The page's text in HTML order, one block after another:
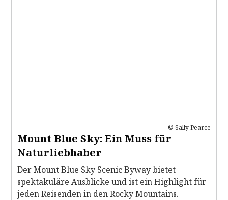
© Sally Pearce
Mount Blue Sky: Ein Muss für
Naturliebhaber
Der Mount Blue Sky Scenic Byway bietet
spektakuläre Ausblicke und ist ein Highlight für
jeden Reisenden in den Rocky Mountains.